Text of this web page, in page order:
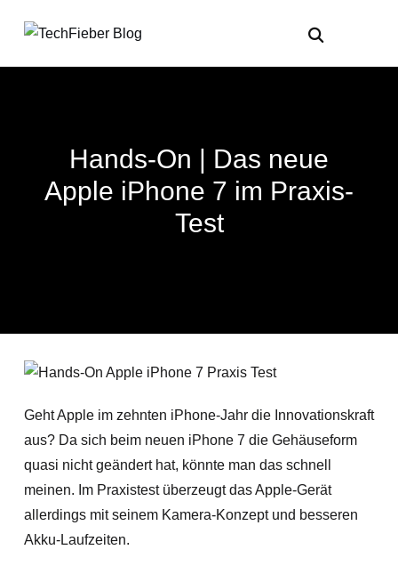
Hands-On | Das neue
Apple iPhone 7 im Praxis-
Test
Geht Apple im zehnten iPhone-Jahr die Innovationskraft
aus? Da sich beim neuen iPhone 7 die Gehäuseform
quasi nicht geändert hat, könnte man das schnell
meinen. Im Praxistest überzeugt das Apple-Gerät
allerdings mit seinem Kamera-Konzept und besseren
Akku-Laufzeiten.